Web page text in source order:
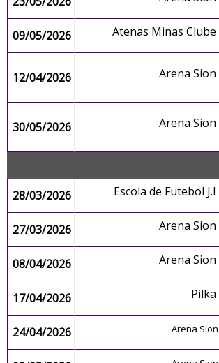
09/05/2026 Atenas Minas Clube
12/04/2026 Arena Sion
30/05/2026 Arena Sion
28/03/2026
Escola de Futebol J.I
27/03/2026 Arena Sion
08/04/2026 Arena Sion
17/04/2026 Pilka
24/04/2026 Arena Sion